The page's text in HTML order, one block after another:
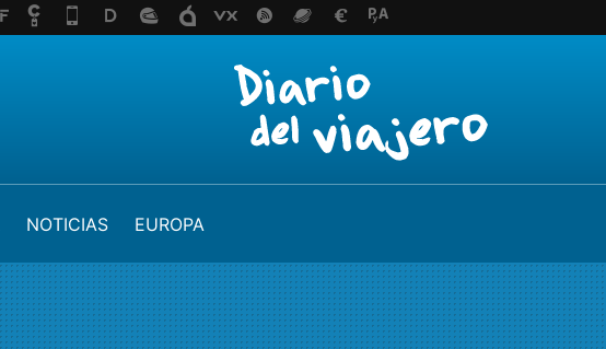
NOTICIAS EUROPA